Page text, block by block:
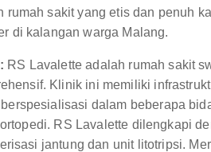
sakit yang etis dan penuh
di kalangan warga Malang.
RS Lavalette adalah rumah sakit
Klinik ini memiliki
dalam beberapa
RS Lavalette dilengkapi
jantung dan unit litotripsi.